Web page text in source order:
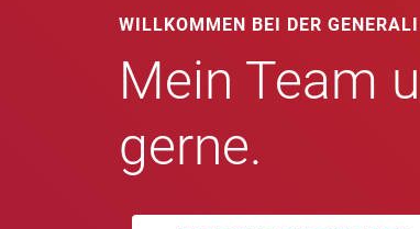
WILLKOMMEN BEI DER GENERALI
Mein Team
gerne.